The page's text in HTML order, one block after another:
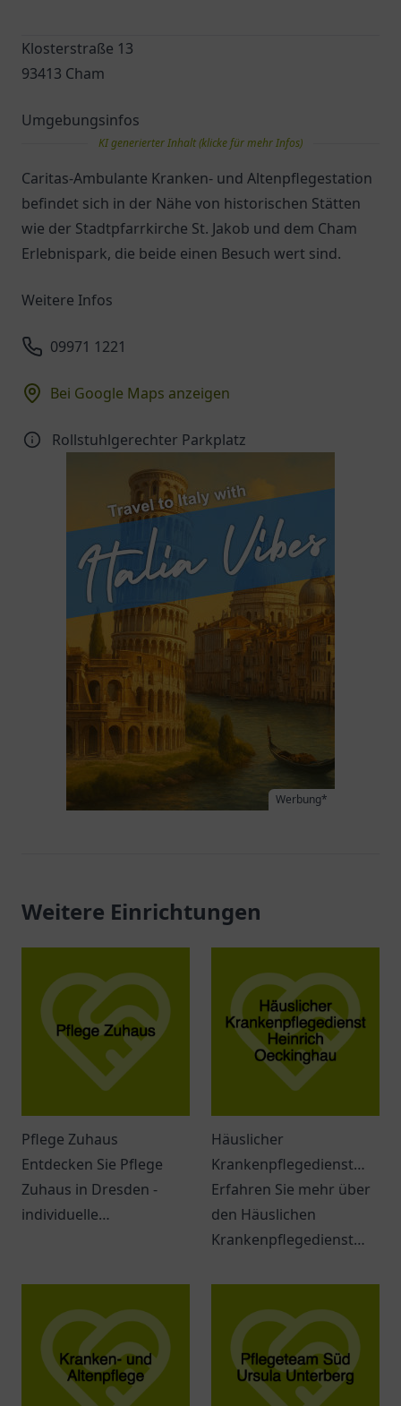
Klosterstraße 13
93413 Cham
Umgebungsinfos
KI generierter Inhalt (klicke für mehr Infos)
Caritas-Ambulante Kranken- und Altenpflegestation
befindet sich in der Nähe von historischen Stätten
wie der Stadtpfarrkirche St. Jakob und dem Cham
Erlebnispark, die beide einen Besuch wert sind.
Weitere Infos
09971 1221
Bei Google Maps anzeigen
Rollstuhlgerechter Parkplatz
Werbung*
Weitere Einrichtungen
Pflege Zuhaus
Entdecken Sie Pflege
Zuhaus in Dresden -
individuelle
und umfassenden
Dienstleistungen.
Häuslicher
Krankenpflegedienst
Heinrich Oeckinghau
Erfahren Sie mehr über
den Häuslichen
Krankenpflegedienst
Pulheim und seine
möglichen Angebote für
individuelle Pflege.